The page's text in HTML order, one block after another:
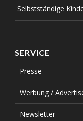
Selbstständige
SERVICE
Presse
Werbung /
Newsletter